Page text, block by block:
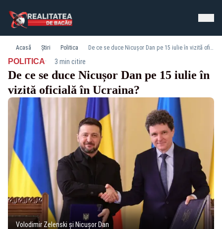
Acasă Știri Politica De ce se duce Nicușor Dan pe 15 iulie în vizită oficială în Ucraina?
POLITICA· 3 min citire
De ce se duce Nicușor Dan pe 15 iulie în
vizită oficială în Ucraina?
Volodimir Zelenski și Nicușor Dan